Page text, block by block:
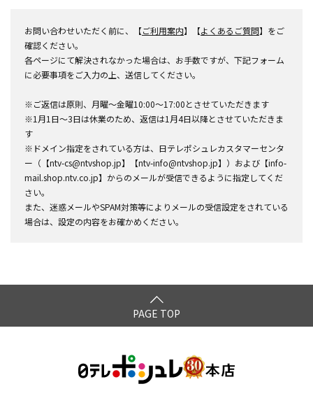
お問い合わせいただく前に、【ご利用案内】【よくあるご質問】をご
確認ください。
各ページにて解決されなかった場合は、お手数ですが、下記フォーム
に必要事項をご入力の上、送信してください。
※ご返信は原則、月曜～金曜10:00～17:00とさせていただきます
※1月1日～3日は休業のため、返信は1月4日以降とさせていただきま
す
※ドメイン指定をされている方は、日テレポシュレカスタマーセンタ
ー（【ntv-cs@ntvshop.jp】【ntv-info@ntvshop.jp】）および【info-
mail.shop.ntv.co.jp】からのメールが受信できるように指定してくだ
さい。
また、迷惑メールやSPAM対策等によりメールの受信設定をされている
場合は、設定の内容をお確かめください。
PAGE TOP